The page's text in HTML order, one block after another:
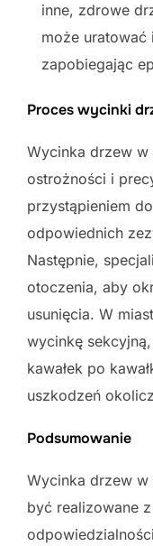
inne, zdrowe
może uratować
zapobiegając
Proces wycinki
Wycinka drzew w
ostrożności i
przystąpieniem
odpowiednich
Następnie,
otoczenia, aby
usunięcia. W
wycinkę
kawałek po
uszkodzeń
Podsumowanie
Wycinka drzew w
być realizowane